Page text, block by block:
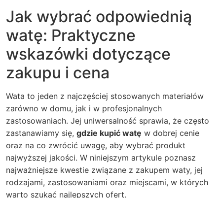
Jak wybrać odpowiednią
watę: Praktyczne
wskazówki dotyczące
zakupu i cena
Wata to jeden z najczęściej stosowanych materiałów
zarówno w domu, jak i w profesjonalnych
zastosowaniach. Jej uniwersalność sprawia, że często
zastanawiamy się, gdzie kupić watę w dobrej cenie
oraz na co zwrócić uwagę, aby wybrać produkt
najwyższej jakości. W niniejszym artykule poznasz
najważniejsze kwestie związane z zakupem waty, jej
rodzajami, zastosowaniami oraz miejscami, w których
warto szukać najlepszych ofert.